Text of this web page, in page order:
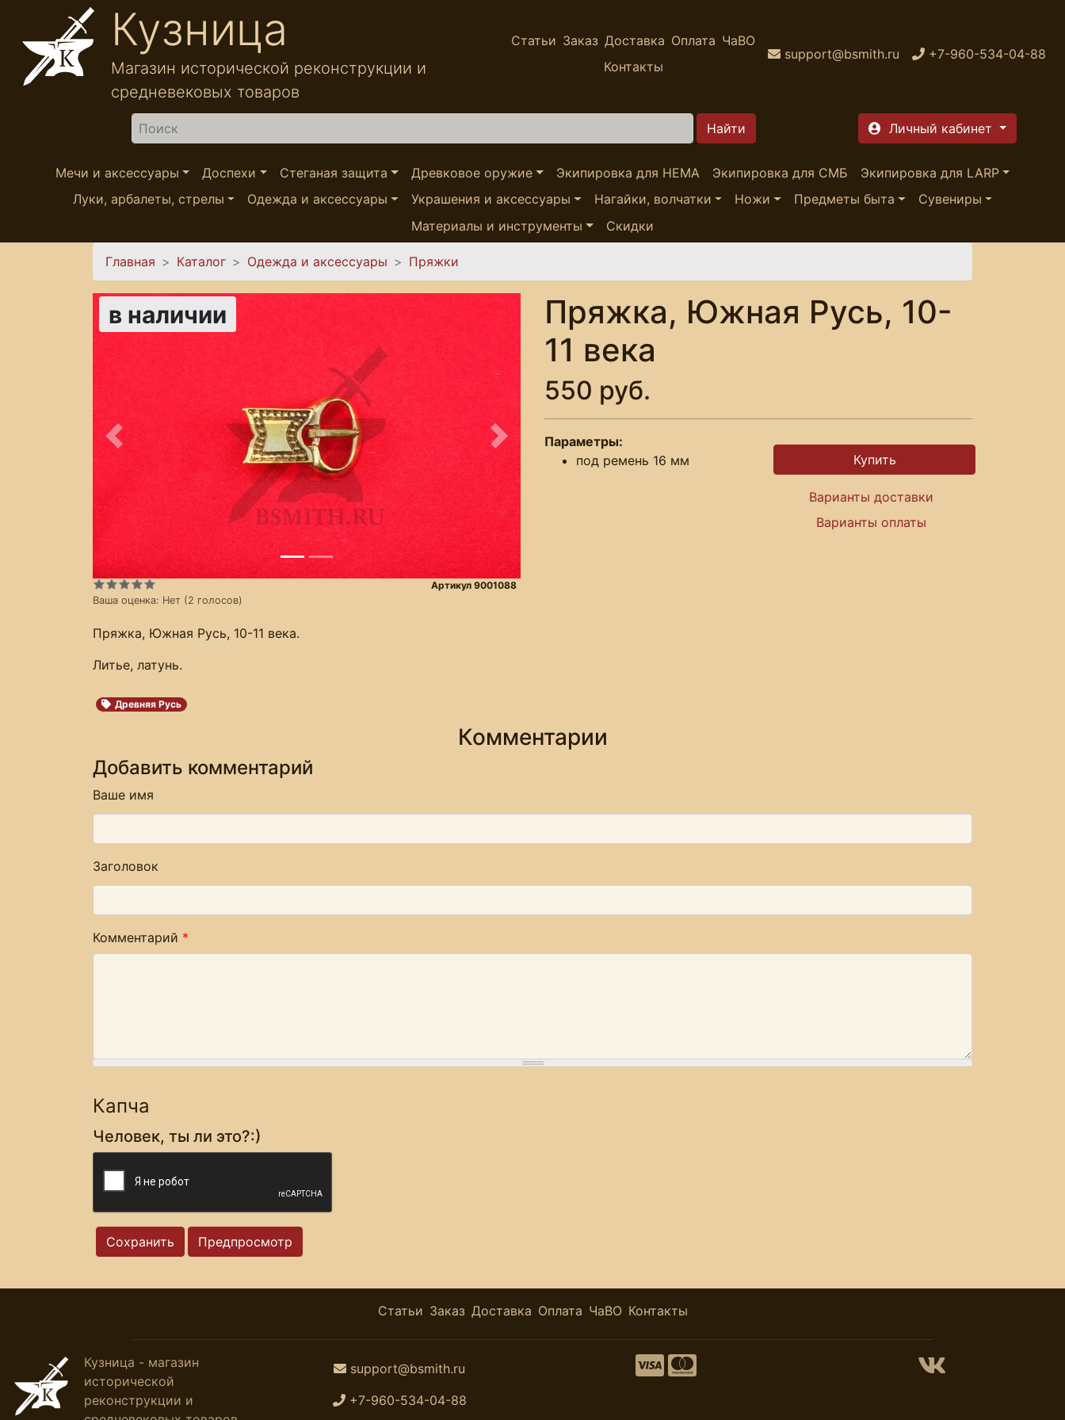
Перейти к основному содержанию
Кузница
Магазин исторической реконструкции и
средневековых товаров
Статьи Заказ Доставка Оплата ЧаВО
Контакты
support@bsmith.ru +7-960-534-04-88
Найти Личный кабинет
Мечи и аксессуары Доспехи Стеганая защита Древковое оружие Экипировка для HEMA Экипировка для СМБ
Экипировка для LARP
Луки, арбалеты, стрелы
Одежда и аксессуары Украшения и аксессуары Нагайки, волчатки Ножи Предметы быта
Сувениры
Материалы и инструменты
Скидки
Вы здесь
Главная Каталог Одежда и аксессуары Пряжки
в наличии
Предыдущее Следующее
Ваша оценка: Нет (2 голосов)
Артикул 9001088
Пряжка, Южная Русь, 10-
11 века
550 руб.
Параметры:
под ремень 16 мм
Варианты доставки
Варианты оплаты
Пряжка, Южная Русь, 10-11 века.
Литье, латунь.
Древняя Русь
Комментарии
Добавить комментарий
Ваше имя
Заголовок
Комментарий *
Капча
Человек, ты ли это?:)
Статьи Заказ Доставка Оплата ЧаВО Контакты
Кузница - магазин
исторической
реконструкции и
support@bsmith.ru
+7-960-534-04-88